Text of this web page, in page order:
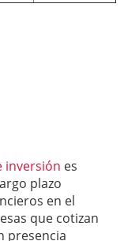
inversión es
plazo
en el
que cotizan
presencia